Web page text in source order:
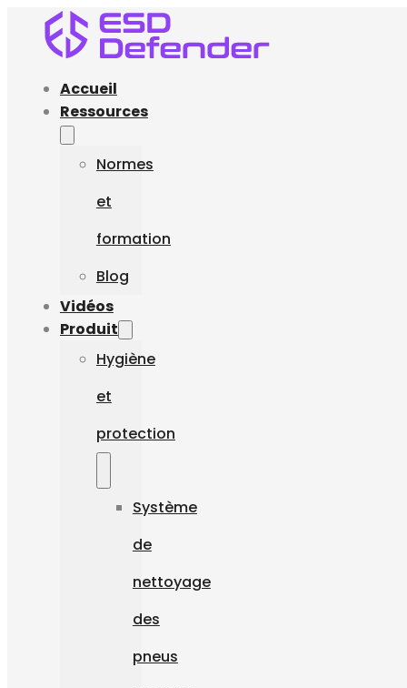
Accueil
Ressources
Normes
et
formation
Blog
Vidéos
Produit
Hygiène
et
protection
Système
de
nettoyage
des
pneus